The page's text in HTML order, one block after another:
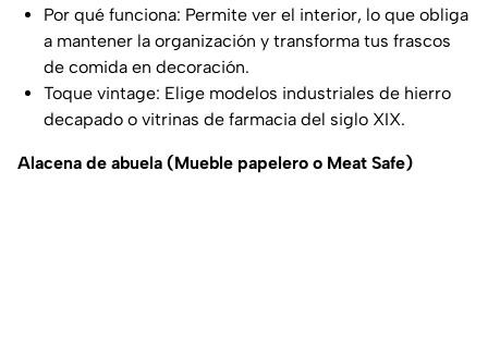
Por qué funciona: Permite ver el interior, lo que obliga
a mantener la organización y transforma tus frascos
de comida en decoración.
Toque vintage: Elige modelos industriales de hierro
decapado o vitrinas de farmacia del siglo XIX.
Alacena de abuela (Mueble papelero o Meat Safe)